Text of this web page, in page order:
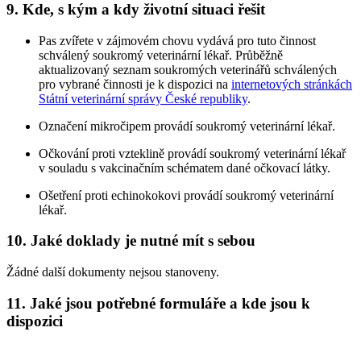
9. Kde, s kým a kdy životní situaci řešit
Pas zvířete v zájmovém chovu vydává pro tuto činnost
schválený soukromý veterinární lékař. Průběžně
aktualizovaný seznam soukromých veterinářů schválených
pro vybrané činnosti je k dispozici na internetových stránkách
Státní veterinární správy České republiky.
Označení mikročipem provádí soukromý veterinární lékař.
Očkování proti vzteklině provádí soukromý veterinární lékař
v souladu s vakcinačním schématem dané očkovací látky.
Ošetření proti echinokokovi provádí soukromý veterinární
lékař.
10. Jaké doklady je nutné mít s sebou
Žádné další dokumenty nejsou stanoveny.
11. Jaké jsou potřebné formuláře a kde jsou k
dispozici